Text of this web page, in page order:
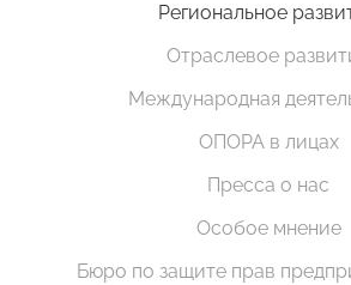
Региональное
Отраслевое
Международная
ОПОРА в лицах
Пресса о нас
Особое мнение
Бюро по защите прав